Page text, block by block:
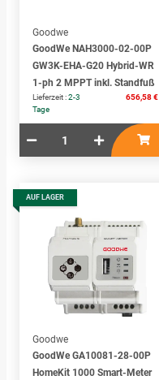
Goodwe
GoodWe NAH3000-02-00P
GW3K-EHA-G20 Hybrid-WR
1-ph 2 MPPT inkl. Standfuß
Lieferzeit :2-3
Tage
656,58 €
AUF LAGER
Goodwe
GoodWe GA10081-28-00P
HomeKit 1000 Smart-Meter